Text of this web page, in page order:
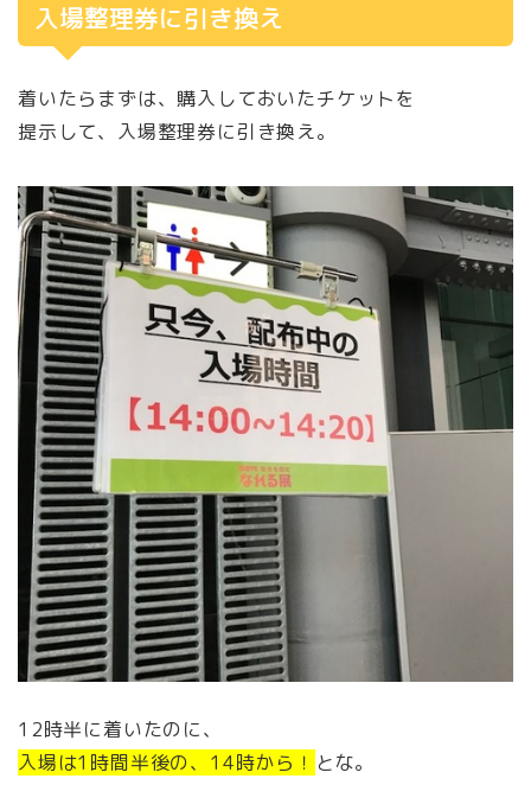
入場整理券に引き換え
着いたらまずは、購入しておいたチケットを
提示して、入場整理券に引き換え。
12時半に着いたのに、
入場は1時間半後の、14時から！ とな。